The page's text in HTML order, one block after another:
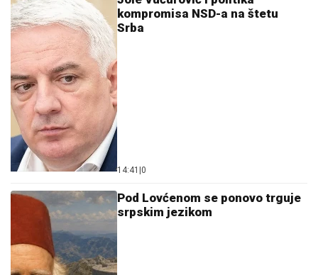
kompromisa NSD-a na štetu
Srba
14:41 0
Pod Lovćenom se ponovo trguje
srpskim jezikom